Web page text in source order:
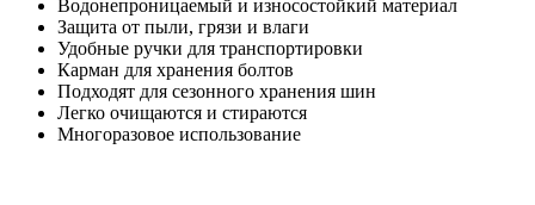
Водонепроницаемый и износостойкий материал
Защита от пыли, грязи и влаги
Удобные ручки для транспортировки
Карман для хранения болтов
Подходят для сезонного хранения шин
Легко очищаются и стираются
Многоразовое использование